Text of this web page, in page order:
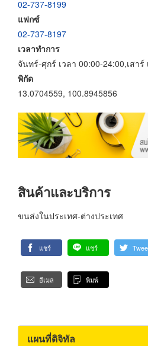
02-737-8199
แฟกซ์
02-737-8197
เวลาทำการ
จันทร์-ศุกร์ เวลา 00:00-24:00,เสาร์
พิกัด
13.0704559, 100.8945856
สินค้าและบริการ
ขนส่งในประเทศ-ต่างประเทศ
แชร์ แชร์
อีเมล พิมพ์
แผนที่ดิจิทัล